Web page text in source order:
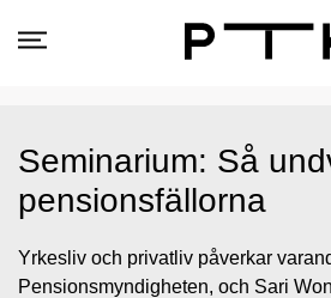
Seminarium: Så
pensionsfällorna
Yrkesliv och privatliv påverkar
Pensionsmyndigheten, och Sari